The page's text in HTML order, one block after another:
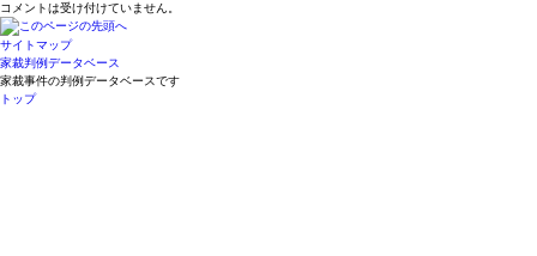
コメントは受け付けていません。
サイトマップ
家裁判例データベース
家裁事件の判例データベースです
トップ